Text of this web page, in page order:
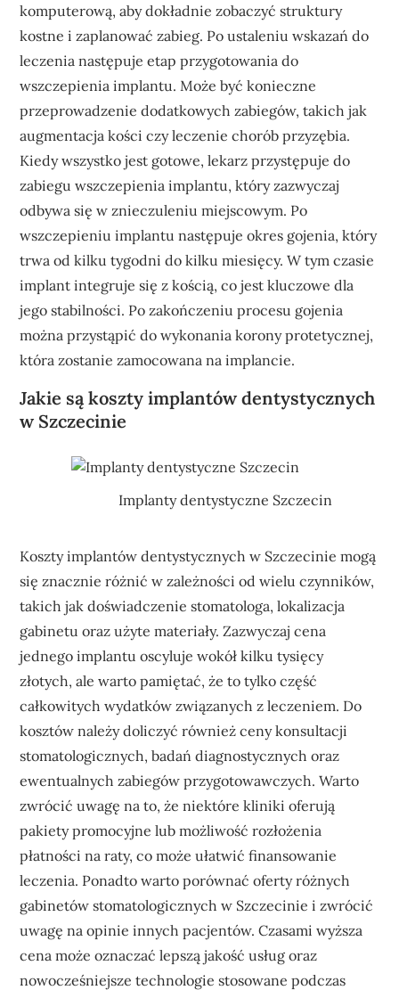
komputerową, aby dokładnie zobaczyć struktury
kostne i zaplanować zabieg. Po ustaleniu wskazań do
leczenia następuje etap przygotowania do
wszczepienia implantu. Może być konieczne
przeprowadzenie dodatkowych zabiegów, takich jak
augmentacja kości czy leczenie chorób przyzębia.
Kiedy wszystko jest gotowe, lekarz przystępuje do
zabiegu wszczepienia implantu, który zazwyczaj
odbywa się w znieczuleniu miejscowym. Po
wszczepieniu implantu następuje okres gojenia, który
trwa od kilku tygodni do kilku miesięcy. W tym czasie
implant integruje się z kością, co jest kluczowe dla
jego stabilności. Po zakończeniu procesu gojenia
można przystąpić do wykonania korony protetycznej,
która zostanie zamocowana na implancie.
Jakie są koszty implantów dentystycznych
w Szczecinie
Implanty dentystyczne Szczecin
Koszty implantów dentystycznych w Szczecinie mogą
się znacznie różnić w zależności od wielu czynników,
takich jak doświadczenie stomatologa, lokalizacja
gabinetu oraz użyte materiały. Zazwyczaj cena
jednego implantu oscyluje wokół kilku tysięcy
złotych, ale warto pamiętać, że to tylko część
całkowitych wydatków związanych z leczeniem. Do
kosztów należy doliczyć również ceny konsultacji
stomatologicznych, badań diagnostycznych oraz
ewentualnych zabiegów przygotowawczych. Warto
zwrócić uwagę na to, że niektóre kliniki oferują
pakiety promocyjne lub możliwość rozłożenia
płatności na raty, co może ułatwić finansowanie
leczenia. Ponadto warto porównać oferty różnych
gabinetów stomatologicznych w Szczecinie i zwrócić
uwagę na opinie innych pacjentów. Czasami wyższa
cena może oznaczać lepszą jakość usług oraz
nowocześniejsze technologie stosowane podczas